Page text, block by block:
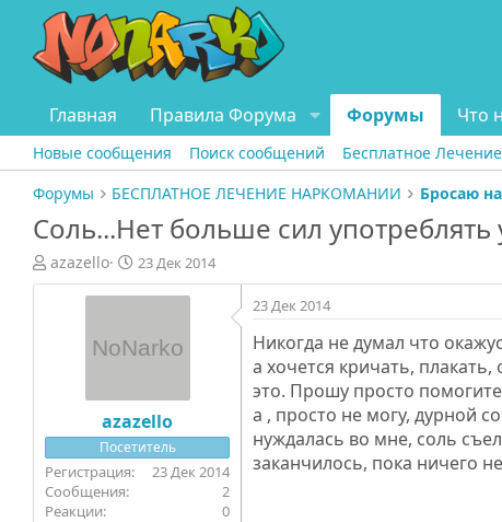
Главная Правила Форума Форумы Что
Новые сообщения Поиск сообщений Бесплатное
Форумы
БЕСПЛАТНОЕ ЛЕЧЕНИЕ НАРКОМАНИИ Бросаю
Соль...Нет больше сил употреблять
А
в
azazello
Д
а
т
н
а
л
а
23 Дек 2014
azazello
Посетитель
23 Дек 2014
2
0
23 Дек 2014
Никогда не думал что
а хочется кричать,
это. Прошу просто
а , просто не могу, дурной
нуждалась во мне, соль
заканчилось, пока ничего